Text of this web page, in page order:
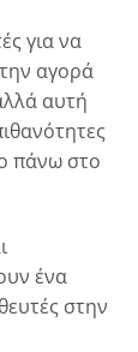
για να
αγορά
αυτή
πάνω στο
ένα
στην